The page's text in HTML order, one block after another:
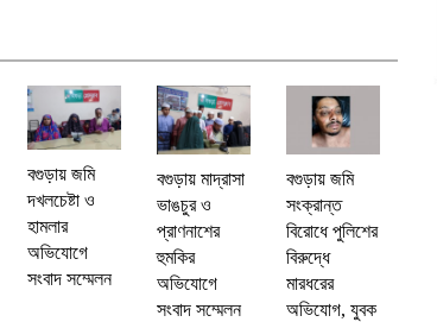
বগুড়ায় জমি
দখলচেষ্টা ও
হামলার
অভিযোগে
সংবাদ সম্মেলন
বগুড়ায় মাদ্রাসা
ভাঙচুর ও
প্রাণনাশের
হুমকির
অভিযোগে
সংবাদ সম্মেলন
বগুড়ায় জমি
সংক্রান্ত
বিরোধে পুলিশের
বিরুদ্ধে
মারধরের
অভিযোগ, যুবক